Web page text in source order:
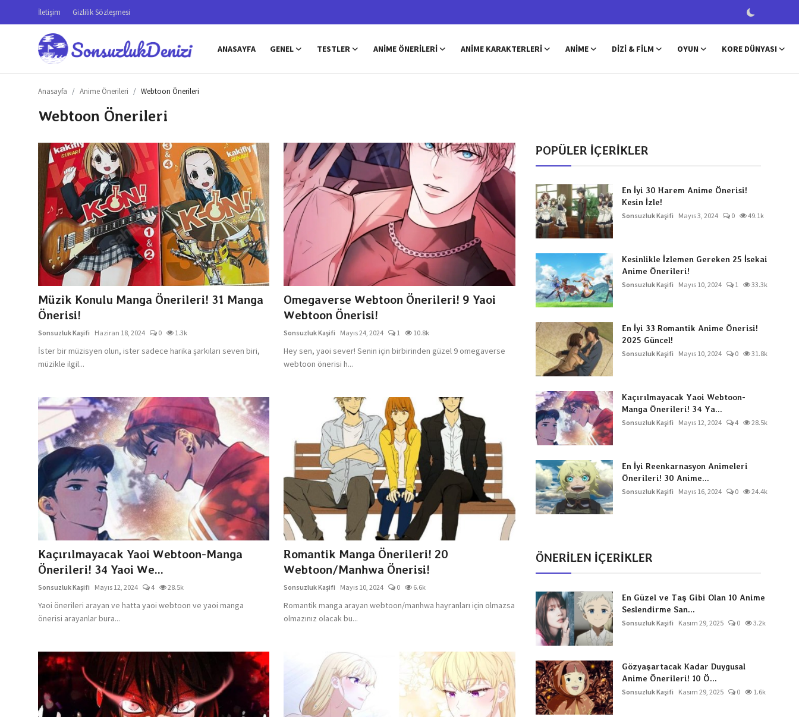
İletişim Gizlilik Sözleşmesi
ANASAYFA GENEL TESTLER ANIME ÖNERILERI ANIME KARAKTERLERI ANIME DIZI & FILM OYUN KORE DÜNYASI
Gizlilik Sözleşmesi
Anime Önerileri
Anime Karakterleri
Dizi & Film
Kore Dünyası
İncelemeler
Anasayfa Anime Önerileri Webtoon Önerileri
Webtoon Önerileri
Müzik Konulu Manga Önerileri! 31 Manga
Önerisi!
Sonsuzluk Kaşifi Haziran 18, 2024 0 1.3k
İster bir müzisyen olun, ister sadece harika şarkıları seven biri,
müzikle ilgil...
Omegaverse Webtoon Önerileri! 9 Yaoi
Webtoon Önerisi!
Sonsuzluk Kaşifi Mayıs 24, 2024 1 10.8k
Hey sen, yaoi sever! Senin için birbirinden güzel 9 omegaverse
webtoon önerisi h...
Kaçırılmayacak Yaoi Webtoon-Manga
Önerileri! 34 Yaoi We...
Sonsuzluk Kaşifi Mayıs 12, 2024 4 28.5k
Yaoi önerileri arayan ve hatta yaoi webtoon ve yaoi manga
önerisi arayanlar bura...
Romantik Manga Önerileri! 20
Webtoon/Manhwa Önerisi!
Sonsuzluk Kaşifi Mayıs 10, 2024 0 6.6k
Romantik manga arayan webtoon/manhwa hayranları için olmazsa
olmazınız olacak bu...
POPÜLER İÇERİKLER
En İyi 30 Harem Anime Önerisi!
Kesin İzle!
Sonsuzluk Kaşifi Mayıs 3, 2024 0 49.1k
Kesinlikle İzlemen Gereken 25 İsekai
Anime Önerileri!
Sonsuzluk Kaşifi Mayıs 10, 2024 1 33.3k
En İyi 33 Romantik Anime Önerisi!
2025 Güncel!
Sonsuzluk Kaşifi Mayıs 10, 2024 0 31.8k
Kaçırılmayacak Yaoi Webtoon-
Manga Önerileri! 34 Ya...
Sonsuzluk Kaşifi Mayıs 12, 2024 4 28.5k
En İyi Reenkarnasyon Animeleri
Önerileri! 30 Anime...
Sonsuzluk Kaşifi Mayıs 16, 2024 0 24.4k
ÖNERİLEN İÇERİKLER
En Güzel ve Taş Gibi Olan 10 Anime
Seslendirme San...
Sonsuzluk Kaşifi Kasım 29, 2025 0 3.2k
Gözyaşartacak Kadar Duygusal
Anime Önerileri! 10 Ö...
Sonsuzluk Kaşifi Kasım 29, 2025 0 1.6k